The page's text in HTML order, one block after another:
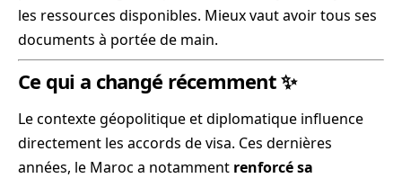
les ressources disponibles. Mieux vaut avoir tous ses
documents à portée de main.
Ce qui a changé récemment ✨
Le contexte géopolitique et diplomatique influence
directement les accords de visa. Ces dernières
années, le Maroc a notamment renforcé sa